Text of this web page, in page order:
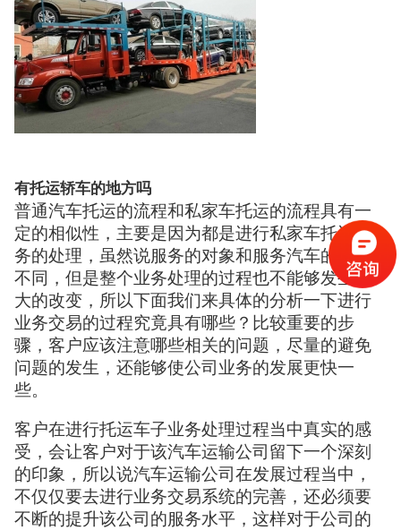
有托运轿车的地方吗
普通汽车托运的流程和私家车托运的流程具有一
定的相似性，主要是因为都是进行私家车托运业
务的处理，虽然说服务的对象和服务汽车的类别
不同，但是整个业务处理的过程也不能够发生过
大的改变，所以下面我们来具体的分析一下进行
业务交易的过程究竟具有哪些？比较重要的步
骤，客户应该注意哪些相关的问题，尽量的避免
问题的发生，还能够使公司业务的发展更快一
些。
客户在进行托运车子业务处理过程当中真实的感
受，会让客户对于该汽车运输公司留下一个深刻
的印象，所以说汽车运输公司在发展过程当中，
不仅仅要去进行业务交易系统的完善，还必须要
不断的提升该公司的服务水平，这样对于公司的